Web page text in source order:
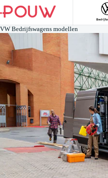
VW Bedrijfswagens modellen